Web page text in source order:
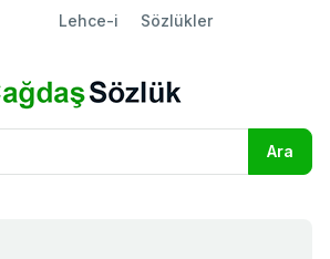
Lehce-i Sözlükler